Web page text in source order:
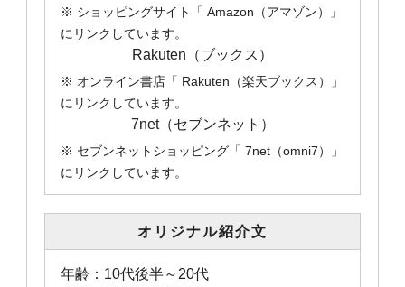
※ ショッピングサイト「 Amazon（アマゾン）」
にリンクしています。
Rakuten（ブックス）
※ オンライン書店「 Rakuten（楽天ブックス）」
にリンクしています。
7net（セブンネット）
※ セブンネットショッピング「 7net（omni7）」
にリンクしています。
オリジナル紹介文
年齢：10代後半～20代